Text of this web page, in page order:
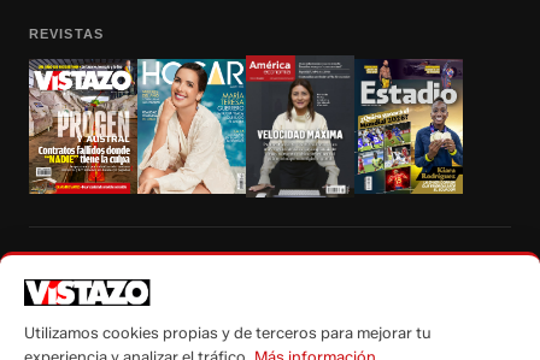
REVISTAS
autorización escrita de su titular, de todos los contenidos de Vistazo.com.
Utilizamos cookies propias y de terceros para mejorar tu